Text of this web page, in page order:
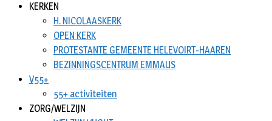
KERKEN
H. NICOLAASKERK
OPEN KERK
PROTESTANTE GEMEENTE HELEVOIRT-HAAREN
BEZINNINGSCENTRUM EMMAUS
V55+
55+ activiteiten
ZORG/WELZIJN